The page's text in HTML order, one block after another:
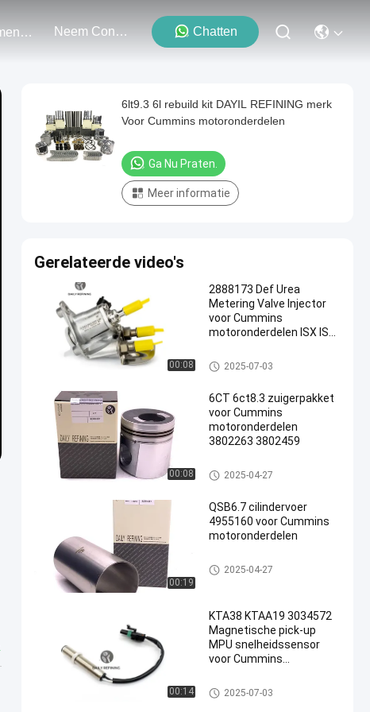
Evenementen Neem Contact Met Ons Op Chatten
6lt9.3 6l rebuild kit DAYIL REFINING merk
Voor Cummins motoronderdelen
Ga Nu Praten.
Meer informatie
Gerelateerde video's
00:08
2888173 Def Urea
Metering Valve Injector
voor Cummins
motoronderdelen ISX ISC
CUMMINS-motoronderdelen
2025-07-03
00:08
6CT 6ct8.3 zuigerpakket
voor Cummins
motoronderdelen
3802263 3802459
CUMMINS-motoronderdelen
2025-04-27
00:19
QSB6.7 cilindervoer
4955160 voor Cummins
motoronderdelen
CUMMINS-motoronderdelen
2025-04-27
00:14
KTA38 KTAA19 3034572
Magnetische pick-up
MPU snelheidssensor
voor Cummins
CUMMINS-motoronderdelen
2025-07-03